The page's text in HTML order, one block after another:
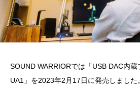
SOUND WARRIORでは「USB DAC内
UA1」を2023年2月17日に発売しました。